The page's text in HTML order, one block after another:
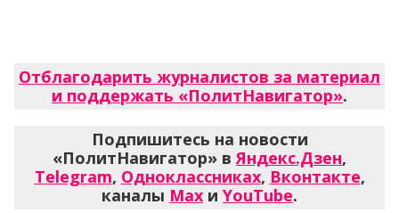
Отблагодарить журналистов за материал
и поддержать «ПолитНавигатор».
Подпишитесь на новости
«ПолитНавигатор» в Яндекс.Дзен,
Telegram, Одноклассниках, Вконтакте,
каналы Max и YouTube.